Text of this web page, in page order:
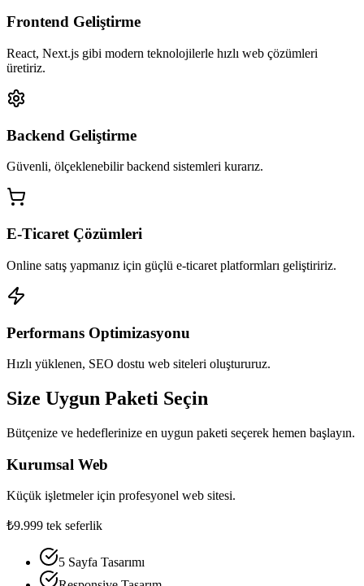
Frontend Geliştirme
React, Next.js gibi modern teknolojilerle hızlı web çözümleri
üretiriz.
Backend Geliştirme
Güvenli, ölçeklenebilir backend sistemleri kurarız.
E-Ticaret Çözümleri
Online satış yapmanız için güçlü e-ticaret platformları geliştiririz.
Performans Optimizasyonu
Hızlı yüklenen, SEO dostu web siteleri oluştururuz.
Size Uygun Paketi Seçin
Bütçenize ve hedeflerinize en uygun paketi seçerek hemen başlayın.
Kurumsal Web
Küçük işletmeler için profesyonel web sitesi.
₺9.999 tek seferlik
5 Sayfa Tasarımı